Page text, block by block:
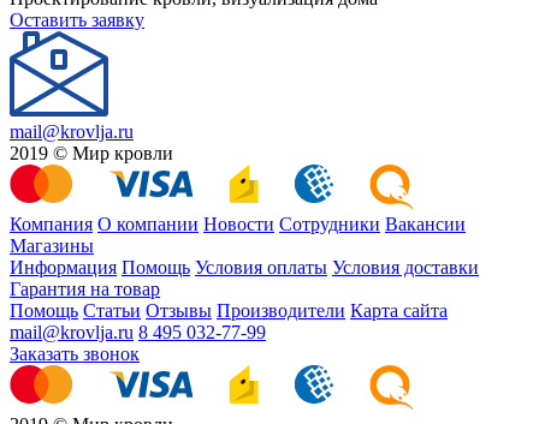
Оставить заявку
mail@krovlja.ru
2019 © Мир кровли
Компания О компании Новости Сотрудники Вакансии
Магазины
Информация Помощь Условия оплаты Условия доставки
Гарантия на товар
Помощь Статьи Отзывы Производители Карта сайта
mail@krovlja.ru 8 495 032-77-99
Заказать звонок